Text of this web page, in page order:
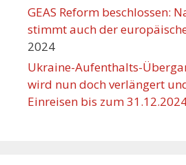
GEAS Reform beschlossen:
stimmt auch der
2024
Ukraine-Aufenthalts-
wird nun doch verlängert
Einreisen bis zum